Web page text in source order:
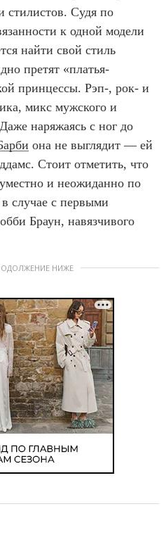
стилистов. Судя по
к одной модели
найти свой стиль
претят «платья-
принцессы. Рэп-, рок- и
микс мужского и
наряжаясь с ног до
она не выглядит — ей
Стоит отметить, что
и неожиданно по
случае с первыми
Браун, навязчивого
НИЖЕ